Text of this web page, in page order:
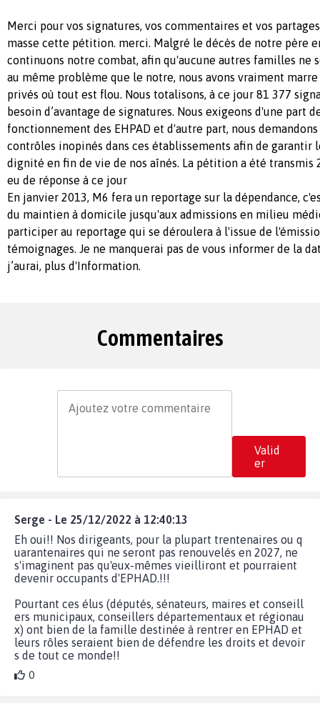
Merci pour vos signatures, vos commentaires et vos
masse cette pétition. merci. Malgré le décès de notre père
continuons notre combat, afin qu'aucune autres familles ne
au même problème que le notre, nous avons vraiment
privés où tout est flou. Nous totalisons, à ce jour 81 377
besoin d’avantage de signatures. Nous exigeons d'une part
fonctionnement des EHPAD et d'autre part, nous
contrôles inopinés dans ces établissements afin de
dignité en fin de vie de nos aînés. La pétition a été transmis
eu de réponse à ce jour
En janvier 2013, M6 fera un reportage sur la dépendance,
du maintien à domicile jusqu'aux admissions en milieu
participer au reportage qui se déroulera à l'issue de
témoignages. Je ne manquerai pas de vous informer de la
j’aurai, plus d'Information.
Commentaires
Valid
er
Serge - Le 25/12/2022 à 12:40:13
Eh oui!! Nos dirigeants, pour la plupart trentenaires ou q
uarantenaires qui ne seront pas renouvelés en 2027, ne
s'imaginent pas qu'eux-mêmes vieilliront et pourraient
devenir occupants d'EPHAD.!!!
Pourtant ces élus (députés, sénateurs, maires et conseill
ers municipaux, conseillers départementaux et régionau
x) ont bien de la famille destinée à rentrer en EPHAD et
leurs rôles seraient bien de défendre les droits et devoir
s de tout ce monde!!
0